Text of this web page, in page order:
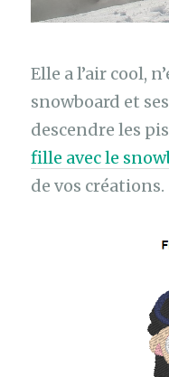
Elle a l’air cool,
snowboard et
descendre les
fille avec le
de vos créations.